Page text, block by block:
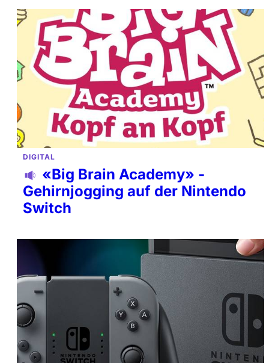
DIGITAL
«Big Brain Academy» -
Gehirnjogging auf der Nintendo
Switch